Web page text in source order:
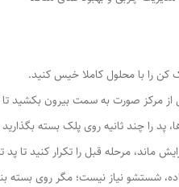
را با محلول کاملا خیس کنید.
مرکز صورت به سمت بیرون بکشید
را چند ثانیه روی پلک بسته بگذارید
ماند، مرحله قبل را تکرار کنید تا پد
شستشو نیاز نیست؛ مگر روی بسته